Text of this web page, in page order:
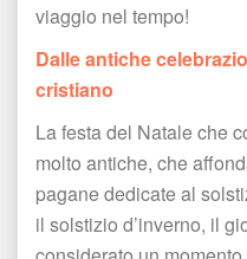
viaggio nel tempo!
Dalle antiche
cristiano
La festa del Natale che
molto antiche, che
pagane dedicate al
il solstizio d’inverno, il